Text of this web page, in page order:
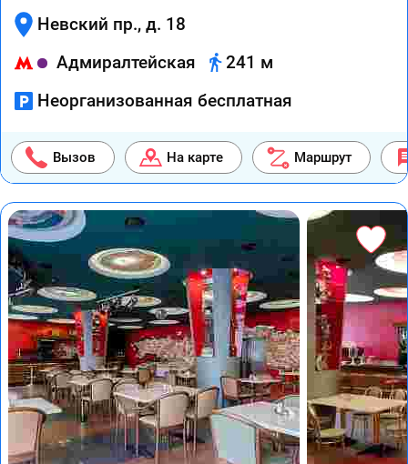
Невский пр., д. 18
Адмиралтейская
241 м
Неорганизованная бесплатная
Вызов На карте Маршрут